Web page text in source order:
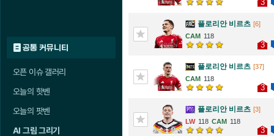
공통 커뮤니티
오픈 이슈 갤러리
오늘의 핫벤
오늘의 팟벤
AI 그림 그리기
3
플로리안 비르츠 [6]
118
3
플로리안 비르츠 [37]
118
3
플로리안 비르츠 [3]
118
118
3